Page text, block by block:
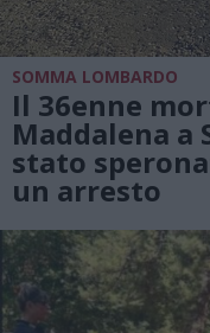
SOMMA LOMBARDO
Il 36enne
Maddalena a
stato
un arresto